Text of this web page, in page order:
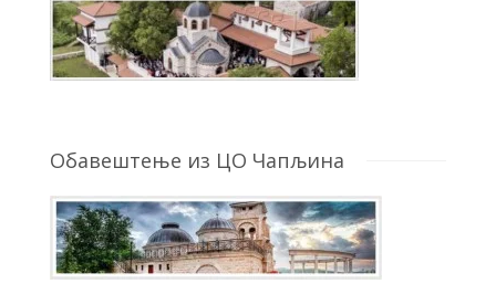
Обавештење из ЦО Чапљина